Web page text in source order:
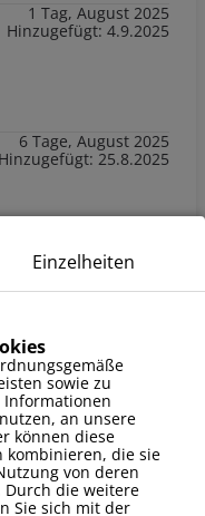
1 Tag, August 2025
Hinzugefügt: 4.9.2025
6 Tage, August 2025
Hinzugefügt: 25.8.2025
4 Tage, August 2025
24.8.2025
Dziękujemy za opinię! Cieszymy się, że apartament był komfortowy. Przekazaliśmy sugestię dotyczącą większej ilości naczyń i ekspresu do kawy do działu obsługi, aby poprawić wyposażenie. Zapraszamy ponownie!
Einzelheiten
sowie zu
Informationen
an unsere
können diese
kombinieren, die sie
von deren
die weitere
Sie sich mit der